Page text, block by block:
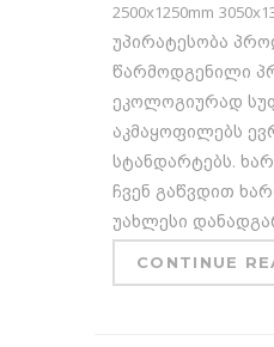
2500x1250mm
უპირატესობა
წარმოდგენილი
ეკოლოგიურად
აკმაყოფილებს
სტანდარტებს.
ჩვენ გაწვდით
უახლესი
CONTINUE